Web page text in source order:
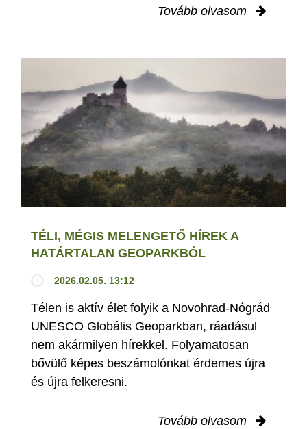
Tovább olvasom
TÉLI, MÉGIS MELENGETŐ HÍREK A
HATÁRTALAN GEOPARKBÓL
2026.02.05. 13:12
Télen is aktív élet folyik a Novohrad-Nógrád
UNESCO Globális Geoparkban, ráadásul
nem akármilyen hírekkel. Folyamatosan
bővülő képes beszámolónkat érdemes újra
és újra felkeresni.
Tovább olvasom